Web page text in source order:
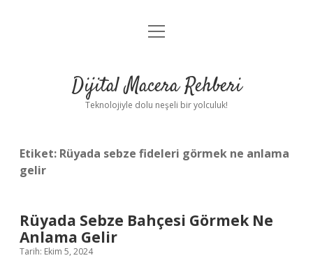
Anasayfa
Yasal Uyarı
menüyü
Dijital Macera Rehberi
Teknolojiyle dolu neşeli bir yolculuk!
Etiket: Rüyada sebze fideleri görmek ne anlama
gelir
Rüyada Sebze Bahçesi Görmek Ne
Anlama Gelir
Tarih: Ekim 5, 2024